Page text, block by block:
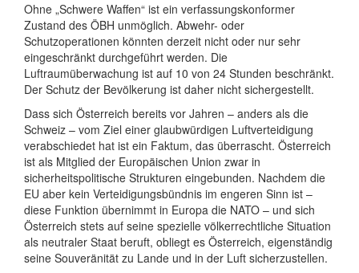
Ohne „Schwere Waffen“ ist ein verfassungskonformer
Zustand des ÖBH unmöglich. Abwehr- oder
Schutzoperationen könnten derzeit nicht oder nur sehr
eingeschränkt durchgeführt werden. Die
Luftraumüberwachung ist auf 10 von 24 Stunden beschränkt.
Der Schutz der Bevölkerung ist daher nicht sichergestellt.
Dass sich Österreich bereits vor Jahren – anders als die
Schweiz – vom Ziel einer glaubwürdigen Luftverteidigung
verabschiedet hat ist ein Faktum, das überrascht. Österreich
ist als Mitglied der Europäischen Union zwar in
sicherheitspolitische Strukturen eingebunden. Nachdem die
EU aber kein Verteidigungsbündnis im engeren Sinn ist –
diese Funktion übernimmt in Europa die NATO – und sich
Österreich stets auf seine spezielle völkerrechtliche Situation
als neutraler Staat beruft, obliegt es Österreich, eigenständig
seine Souveränität zu Lande und in der Luft sicherzustellen.